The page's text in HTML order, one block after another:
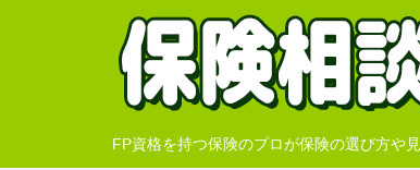
FP資格を持つ保険のプロが保険の選び方や